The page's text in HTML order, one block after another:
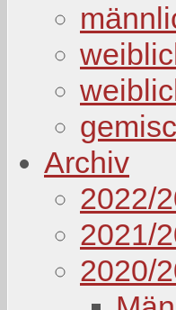
Archiv
2022/
2021/
2020/